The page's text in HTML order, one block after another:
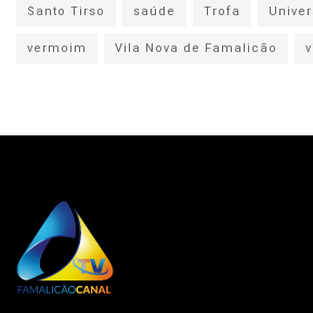
Santo Tirso
saúde Trofa
vermoim
Vila Nova de Famalicão